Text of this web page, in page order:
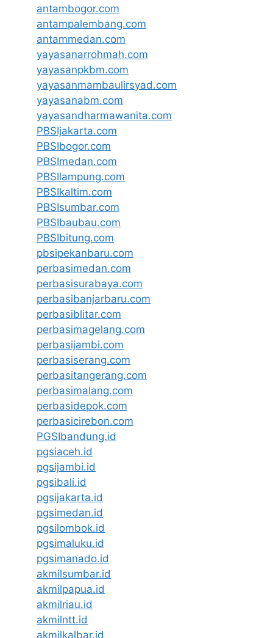
antambogor.com
antampalembang.com
antammedan.com
yayasanarrohmah.com
yayasanpkbm.com
yayasanmambaulirsyad.com
yayasanabm.com
yayasandharmawanita.com
PBSIjakarta.com
PBSIbogor.com
PBSImedan.com
PBSIlampung.com
PBSIkaltim.com
PBSIsumbar.com
PBSIbaubau.com
PBSIbitung.com
pbsipekanbaru.com
perbasimedan.com
perbasisurabaya.com
perbasibanjarbaru.com
perbasiblitar.com
perbasimagelang.com
perbasijambi.com
perbasiserang.com
perbasitangerang.com
perbasimalang.com
perbasidepok.com
perbasicirebon.com
PGSIbandung.id
pgsiaceh.id
pgsijambi.id
pgsibali.id
pgsijakarta.id
pgsimedan.id
pgsilombok.id
pgsimaluku.id
pgsimanado.id
akmilsumbar.id
akmilpapua.id
akmilriau.id
akmilntt.id
akmilkalbar.id